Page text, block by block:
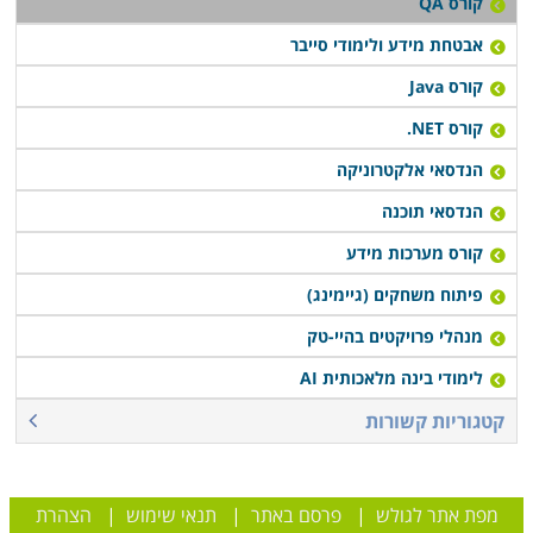
אבטחת מידע ולימודי סייבר
קורס Java
קורס NET.
הנדסאי אלקטרוניקה
הנדסאי תוכנה
קורס מערכות מידע
פיתוח משחקים (גיימינג)
מנהלי פרויקטים בהיי-טק
לימודי בינה מלאכותית AI
קטגוריות קשורות
מפת אתר לגולש |פרסם באתר | תנאי שימוש | הצהרת